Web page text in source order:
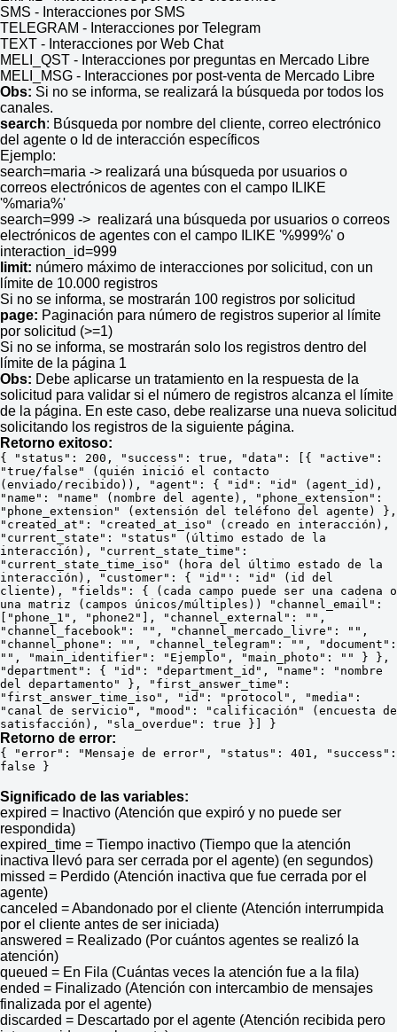
SMS - Interacciones por SMS
TELEGRAM - Interacciones por Telegram
TEXT - Interacciones por Web Chat
MELI_QST - Interacciones por preguntas en Mercado Libre
MELI_MSG - Interacciones por post-venta de Mercado Libre
Obs: Si no se informa, se realizará la búsqueda por todos los
canales.
search: Búsqueda por nombre del cliente, correo electrónico
del agente o Id de interacción específicos
Ejemplo:
search=maria -> realizará una búsqueda por usuarios o
correos electrónicos de agentes con el campo ILIKE
'%maria%'
search=999 -> realizará una búsqueda por usuarios o correos
electrónicos de agentes con el campo ILIKE '%999%' o
interaction_id=999
limit: número máximo de interacciones por solicitud, con un
límite de 10.000 registros
Si no se informa, se mostrarán 100 registros por solicitud
page: Paginación para número de registros superior al límite
por solicitud (>=1)
Si no se informa, se mostrarán solo los registros dentro del
límite de la página 1
Obs: Debe aplicarse un tratamiento en la respuesta de la
solicitud para validar si el número de registros alcanza el límite
de la página. En este caso, debe realizarse una nueva solicitud
solicitando los registros de la siguiente página.
Retorno exitoso:
{ "status": 200, "success": true, "data": [{ "active":
"true/false" (quién inició el contacto
(enviado/recibido)), "agent": { "id": "id" (agent_id),
"name": "name" (nombre del agente), "phone_extension":
"phone_extension" (extensión del teléfono del agente) },
"created_at": "created_at_iso" (creado en interacción),
"current_state": "status" (último estado de la
interacción), "current_state_time":
"current_state_time_iso" (hora del último estado de la
interacción), "customer": { "id"': "id" (id del
cliente), "fields": { (cada campo puede ser una cadena o
una matriz (campos únicos/múltiples)) "channel_email":
["phone_1", "phone2"], "channel_external": "",
"channel_facebook": "", "channel_mercado_livre": "",
"channel_phone": "", "channel_telegram": "", "document":
"", "main_identifier": "Ejemplo", "main_photo": "" } },
"department": { "id": "department_id", "name": "nombre
del departamento" }, "first_answer_time":
"first_answer_time_iso", "id": "protocol", "media":
"canal de servicio", "mood": "calificación" (encuesta de
satisfacción), "sla_overdue": true }] }
Retorno de error:
{ "error": "Mensaje de error", "status": 401, "success":
false }
Significado de las variables:
expired = Inactivo (Atención que expiró y no puede ser
respondida)
expired_time = Tiempo inactivo (Tiempo que la atención
inactiva llevó para ser cerrada por el agente) (en segundos)
missed = Perdido (Atención inactiva que fue cerrada por el
agente)
canceled = Abandonado por el cliente (Atención interrumpida
por el cliente antes de ser iniciada)
answered = Realizado (Por cuántos agentes se realizó la
atención)
queued = En Fila (Cuántas veces la atención fue a la fila)
ended = Finalizado (Atención con intercambio de mensajes
finalizada por el agente)
discarded = Descartado por el agente (Atención recibida pero